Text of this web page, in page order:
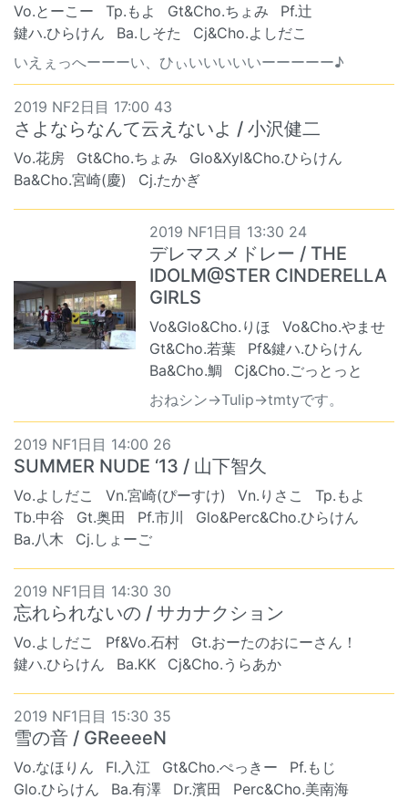
Vo.とーこー Tp.もよ Gt&Cho.ちょみ
Pf.辻
鍵ハ.ひらけん
Ba.しそた
Cj&Cho.よしだこ
いえぇっへーーーい、ひぃいいいいいーーーーー♪
2019 NF2日目 17:00 43
さよならなんて云えないよ / 小沢健二
Vo.花房 Gt&Cho.ちょみ
Glo&Xyl&Cho.ひらけん
Ba&Cho.宮崎(慶)
Cj.たかぎ
2019 NF1日目 13:30 24
デレマスメドレー / THE
IDOLM@STER CINDERELLA
GIRLS
Vo&Glo&Cho.りほ
Vo&Cho.やませ
Gt&Cho.若葉
Pf&鍵ハ.ひらけん
Ba&Cho.鯛
Cj&Cho.ごっとっと
おねシン→Tulip→tmtyです。
2019 NF1日目 14:00 26
SUMMER NUDE ‘13 / 山下智久
Vo.よしだこ Vn.宮崎(ぴーすけ) Vn.りさこ
Tp.もよ
Tb.中谷
Gt.奥田 Pf.市川
Glo&Perc&Cho.ひらけん
Ba.八木
Cj.しょーご
2019 NF1日目 14:30 30
忘れられないの / サカナクション
Vo.よしだこ Pf&Vo.石村
Gt.おーたのおにーさん！
鍵ハ.ひらけん
Ba.KK Cj&Cho.うらあか
2019 NF1日目 15:30 35
雪の音 / GReeeeN
Vo.なほりん Fl.入江 Gt&Cho.ぺっきー
Pf.もじ
Glo.ひらけん
Ba.有澤 Dr.濱田
Perc&Cho.美南海